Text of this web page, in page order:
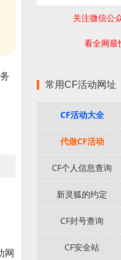
网
关注微信公
看全网最
常用CF活动网址
CF活动大全
代做CF活动
CF个人信息查询
新灵狐的约定
CF封号查询
CF安全站